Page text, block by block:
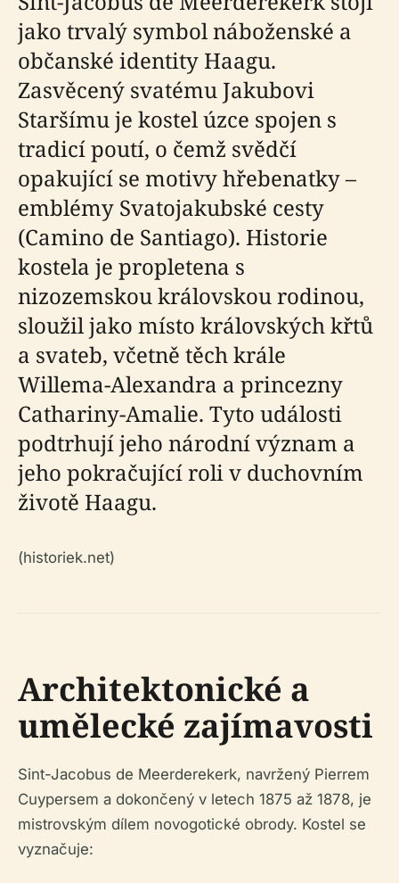
jako trvalý symbol náboženské a
občanské identity Haagu.
Zasvěcený svatému Jakubovi
Staršímu je kostel úzce spojen s
tradicí poutí, o čemž svědčí
opakující se motivy hřebenatky –
emblémy Svatojakubské cesty
(Camino de Santiago). Historie
kostela je propletena s
nizozemskou královskou rodinou,
sloužil jako místo královských křtů
a svateb, včetně těch krále
Willema-Alexandra a princezny
Cathariny-Amalie. Tyto události
podtrhují jeho národní význam a
jeho pokračující roli v duchovním
životě Haagu.
(historiek.net)
Architektonické a
umělecké zajímavosti
Sint-Jacobus de Meerderekerk, navržený Pierrem
Cuypersem a dokončený v letech 1875 až 1878, je
mistrovským dílem novogotické obrody. Kostel se
vyznačuje: